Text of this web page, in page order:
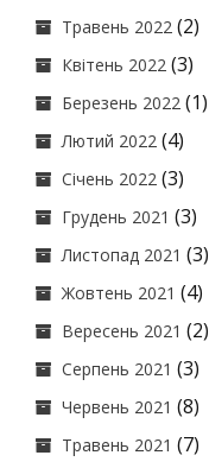
Травень 2022 (2)
Квітень 2022 (3)
Березень 2022 (1)
Лютий 2022 (4)
Січень 2022 (3)
Грудень 2021 (3)
Листопад 2021 (3)
Жовтень 2021 (4)
Вересень 2021 (2)
Серпень 2021 (3)
Червень 2021 (8)
Травень 2021 (7)